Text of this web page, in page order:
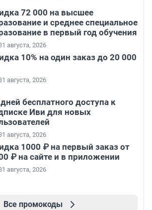
72 000 на высшее
и среднее специальное
в первый год обучения
августа, 2026
10% на один заказ до 20 000
августа, 2026
бесплатного доступа к
Иви для новых
августа, 2026
1000 ₽ на первый заказ от
₽ на сайте и в приложении
августа, 2026
Все промокоды